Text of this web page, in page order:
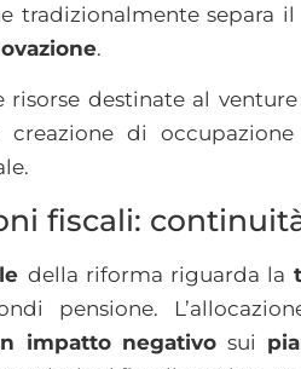
tradizionalmente separa
.
risorse destinate al
di
fiscali:
della riforma riguarda la
pensione.
impatto negativo sui